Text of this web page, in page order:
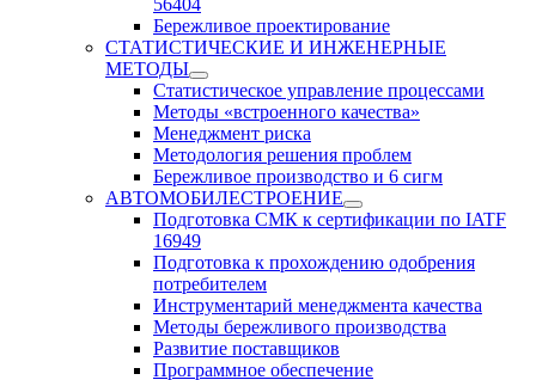
56404
Бережливое проектирование
СТАТИСТИЧЕСКИЕ И ИНЖЕНЕРНЫЕ
МЕТОДЫ
Статистическое управление процессами
Методы «встроенного качества»
Менеджмент риска
Методология решения проблем
Бережливое производство и 6 сигм
АВТОМОБИЛЕСТРОЕНИЕ
Подготовка СМК к сертификации по IATF
16949
Подготовка к прохождению одобрения
потребителем
Инструментарий менеджмента качества
Методы бережливого производства
Развитие поставщиков
Программное обеспечение